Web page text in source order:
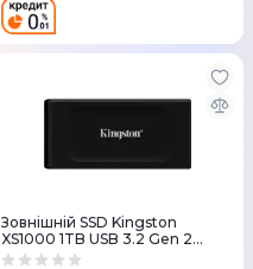
Зовнішній SSD Kingston
XS1000 1TB USB 3.2 Gen 2
Type-C